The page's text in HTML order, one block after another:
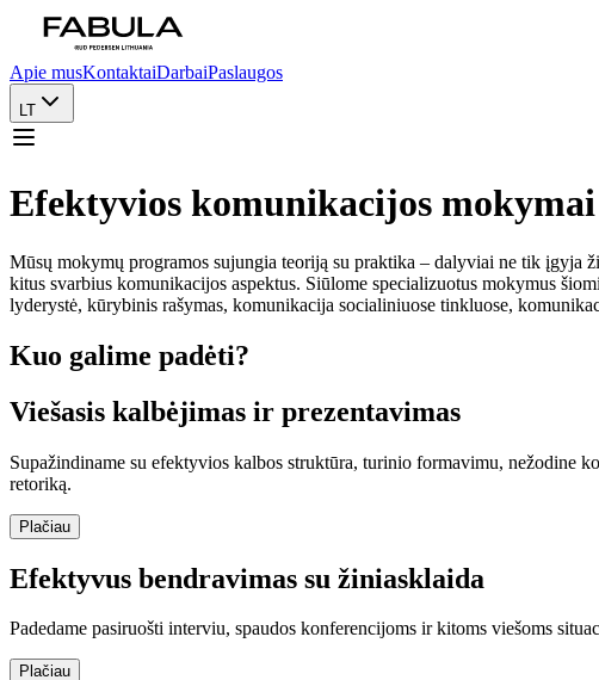
Apie musKontaktaiDarbaiPaslaugos
LT
Efektyvios komunikacijos
Mūsų mokymų programos sujungia teoriją su praktika – dalyviai ne tik
kitus svarbius komunikacijos aspektus. Siūlome specializuotus mokymus
lyderystė, kūrybinis rašymas, komunikacija socialiniuose tinkluose,
Kuo galime padėti?
Viešasis kalbėjimas ir prezentavimas
Supažindiname su efektyvios kalbos struktūra, turinio formavimu, nežodine
retoriką.
Plačiau
Efektyvus bendravimas su žiniasklaida
Padedame pasiruošti interviu, spaudos konferencijoms ir kitoms viešoms
Plačiau